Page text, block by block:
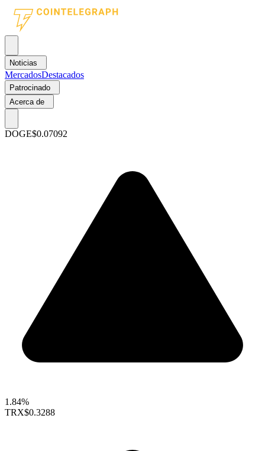
Noticias
MercadosDestacados
Patrocinado
Acerca de
DOGE$0.07092
1.84%
TRX$0.3288